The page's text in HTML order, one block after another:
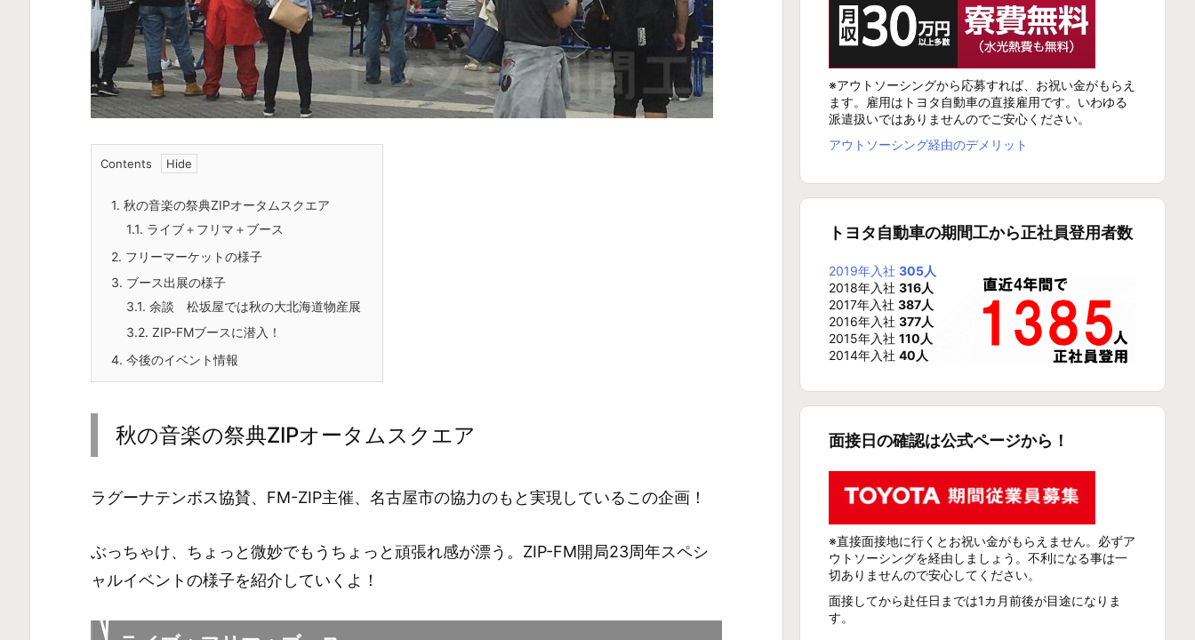
Contents
1. 秋の音楽の祭典ZIPオータムスクエア
1.1. ライブ＋フリマ＋ブース
2. フリーマーケットの様子
3. ブース出展の様子
3.1. 余談 松坂屋では秋の大北海道物産展
3.2. ZIP-FMブースに潜入！
4. 今後のイベント情報
秋の音楽の祭典ZIPオータムスクエア
ラグーナテンボス協賛、FM-ZIP主催、名古屋市の協力のもと実現しているこの企画！
ぶっちゃけ、ちょっと微妙でもうちょっと頑張れ感が漂う。ZIP-FM開局23周年スペシ
ャルイベントの様子を紹介していくよ！
※アウトソーシングから応募すれば、お祝い金がもらえ
ます。雇用はトヨタ自動車の直接雇用です。いわゆる
派遣扱いではありませんのでご安心ください。
アウトソーシング経由のデメリット
トヨタ自動車の期間工から正社員登用者数
2019年入社 305人
2018年入社 316人
2017年入社 387人
2016年入社 377人
2015年入社 110人
2014年入社 40人
面接日の確認は公式ページから！
※直接面接地に行くとお祝い金がもらえません。必ずア
ウトソーシングを経由しましょう。不利になる事は一
切ありませんので安心してください。
面接してから赴任日までは1カ月前後が目途になりま
す。